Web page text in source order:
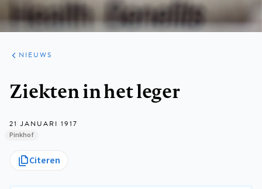
ARTIKELEN
HET
KORT
NIEUWS
Ziekten in het leger
21 JANUARI 1917
Pinkhof
Citeren